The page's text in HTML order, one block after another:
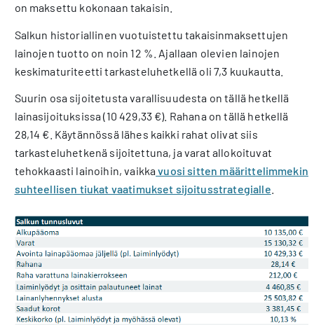
on maksettu kokonaan takaisin.
Salkun historiallinen vuotuistettu takaisinmaksettujen
lainojen tuotto on noin 12 %. Ajallaan olevien lainojen
keskimaturiteetti tarkasteluhetkellä oli 7,3 kuukautta.
Suurin osa sijoitetusta varallisuudesta on tällä hetkellä
lainasijoituksissa (10 429,33 €). Rahana on tällä hetkellä
28,14 €. Käytännössä lähes kaikki rahat olivat siis
tarkasteluhetkenä sijoitettuna, ja varat allokoituvat
tehokkaasti lainoihin, vaikka vuosi sitten määrittelimmekin
suhteellisen tiukat vaatimukset sijoitusstrategialle